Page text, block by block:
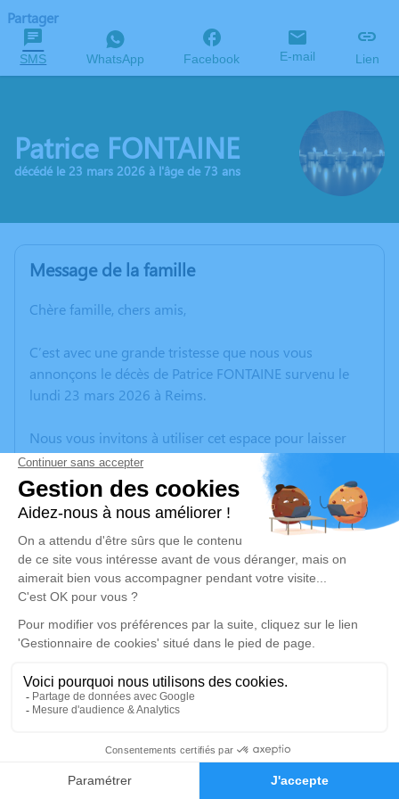
Faire-part Hommages
Partager
SMS WhatsApp Facebook E-mail Lien
Patrice FONTAINE
décédé le 23 mars 2026 à l'âge de 73 ans
Message de la famille
Chère famille, chers amis,
C’est avec une grande tristesse que nous vous
annonçons le décès de Patrice FONTAINE survenu le
lundi 23 mars 2026 à Reims.
Nous vous invitons à utiliser cet espace pour laisser
vos condoléances, partager des photos souvenirs, une
anecdote ou exprimer vos pensées à travers des
poèmes ou des textes. Cet endroit est un lieu
d'expression dédié à honorer la mémoire de Patrice
FONTAINE.
Un service de plantation d’arbre hommage est
disponible ici
Crémation
Crématorium de Reims
Avenue Maurice Plongeron